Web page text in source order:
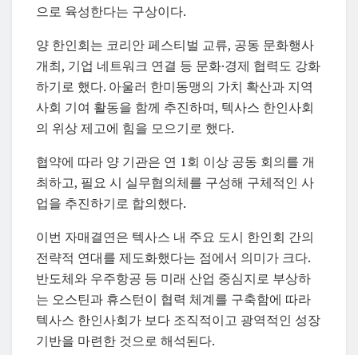
으로 육성한다는 구상이다.
양 한인회는 코리안 페스티벌 교류, 공동 문화행사
개최, 기업 네트워크 연결 등 문화·경제 협력도 강화
하기로 했다. 아울러 한미동맹의 가치 확산과 지역
사회 기여 활동을 함께 추진하며, 텍사스 한인사회
의 위상 제고에 힘을 모으기로 했다.
협약에 따라 양 기관은 연 1회 이상 공동 회의를 개
최하고, 필요 시 실무협의체를 구성해 구체적인 사
업을 추진하기로 합의했다.
이번 자매결연은 텍사스 내 주요 도시 한인회 간의
전략적 연대를 제도화했다는 점에서 의미가 크다.
반도체와 우주항공 등 미래 산업 중심지로 부상하
는 오스틴과 휴스턴이 협력 체계를 구축함에 따라
텍사스 한인사회가 보다 조직적이고 광역적인 성장
기반을 마련한 것으로 해석된다.